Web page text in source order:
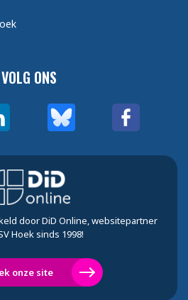
VOLG ONS
door DiD Online, websitepartner
Hoek sinds 1998!
onze site